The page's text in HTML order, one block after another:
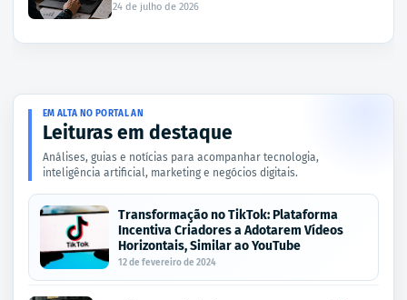
24 de julho de 2026
EM ALTA NO PORTAL AN
Leituras em destaque
Análises, guias e notícias para acompanhar tecnologia,
inteligência artificial, marketing e negócios digitais.
Transformação no TikTok: Plataforma
Incentiva Criadores a Adotarem Vídeos
Horizontais, Similar ao YouTube
12 de fevereiro de 2024